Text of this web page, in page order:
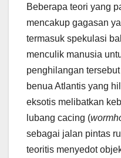
Beberapa teori yang
mencakup gagasan
termasuk spekulasi
menculik manusia
penghilangan
benua Atlantis yang
eksotis melibatkan
lubang cacing (
sebagai jalan pintas
teoritis menyedot